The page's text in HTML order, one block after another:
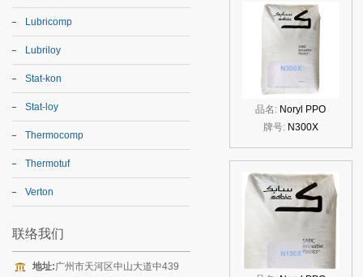
品名: Noryl PPO
牌号: N300X
Lubricomp
Lubriloy
Stat-kon
Stat-loy
Thermocomp
Thermotuf
Verton
联络我们
地址:广州市天河区中山大道中439